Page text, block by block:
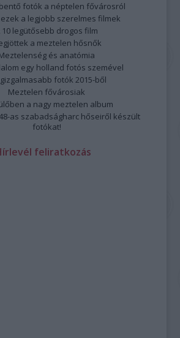
fotók a néptelen fővárosról
ezek a legjobb szerelmes filmek
10 legütősebb drogos film
a meztelen hősnők
és anatómia
egy holland fotós szemével
fotók 2015-ből
Meztelen fővárosiak
a nagy meztelen album
as szabadságharc hőseiről készült
fotókat!
feliratkozás